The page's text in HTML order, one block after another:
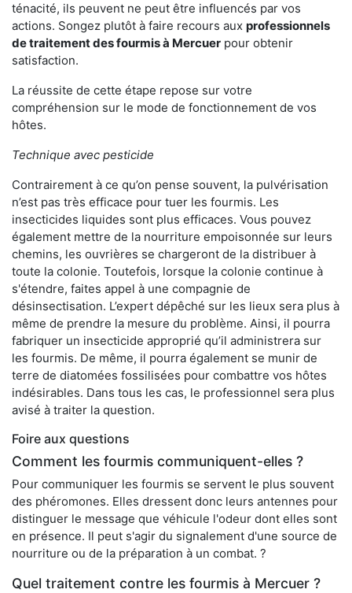
ténacité, ils peuvent ne peut être influencés par vos
actions. Songez plutôt à faire recours aux professionnels
de traitement des fourmis à Mercuer pour obtenir
satisfaction.
La réussite de cette étape repose sur votre
compréhension sur le mode de fonctionnement de vos
hôtes.
Technique avec pesticide
Contrairement à ce qu’on pense souvent, la pulvérisation
n’est pas très efficace pour tuer les fourmis. Les
insecticides liquides sont plus efficaces. Vous pouvez
également mettre de la nourriture empoisonnée sur leurs
chemins, les ouvrières se chargeront de la distribuer à
toute la colonie. Toutefois, lorsque la colonie continue à
s'étendre, faites appel à une compagnie de
désinsectisation. L’expert dépêché sur les lieux sera plus à
même de prendre la mesure du problème. Ainsi, il pourra
fabriquer un insecticide approprié qu’il administrera sur
les fourmis. De même, il pourra également se munir de
terre de diatomées fossilisées pour combattre vos hôtes
indésirables. Dans tous les cas, le professionnel sera plus
avisé à traiter la question.
Foire aux questions
Comment les fourmis communiquent-elles ?
Pour communiquer les fourmis se servent le plus souvent
des phéromones. Elles dressent donc leurs antennes pour
distinguer le message que véhicule l'odeur dont elles sont
en présence. Il peut s'agir du signalement d'une source de
nourriture ou de la préparation à un combat. ?
Quel traitement contre les fourmis à Mercuer ?